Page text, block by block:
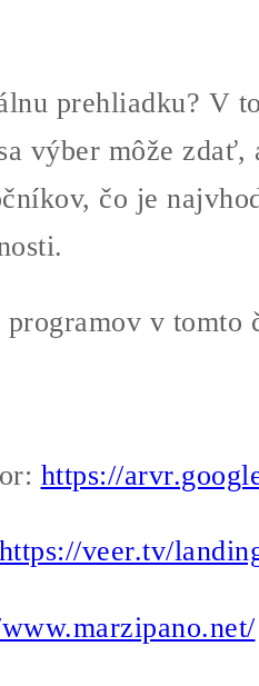
prehliadku? V
výber môže
čo je
programov v
https://
https://veer.tv/